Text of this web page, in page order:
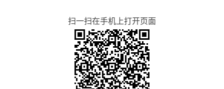
扫一扫在手机上打开页面